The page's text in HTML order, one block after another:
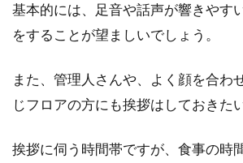
立ち退き交渉術を
う。その...
基本的には、足音や話声が響きやす
をすることが望ましいでしょう。
また、管理人さんや、よく顔を合わ
じフロアの方にも挨拶はしておきた
挨拶に伺う時間帯ですが、食事の時